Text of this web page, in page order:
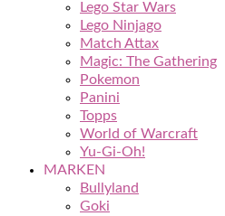
Lego Star Wars
Lego Ninjago
Match Attax
Magic: The Gathering
Pokemon
Panini
Topps
World of Warcraft
Yu-Gi-Oh!
MARKEN
Bullyland
Goki